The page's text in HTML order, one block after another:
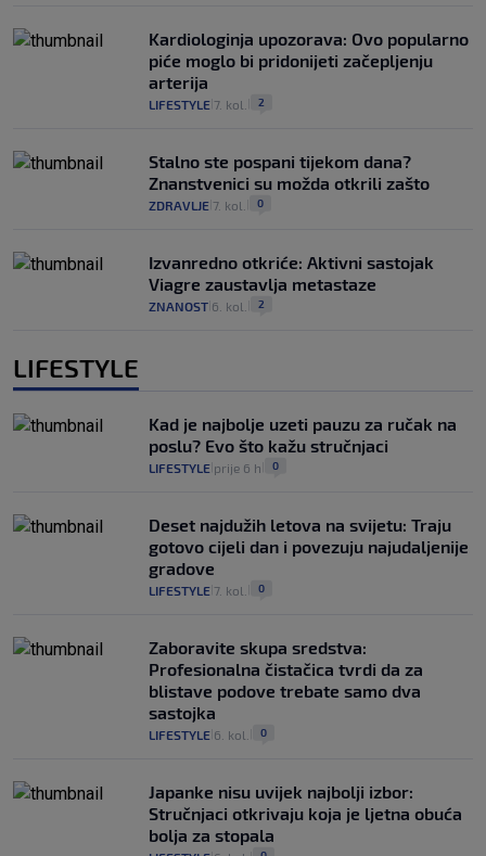
Kardiologinja upozorava: Ovo popularno
piće moglo bi pridonijeti začepljenju
arterija
LIFESTYLE 7. kol. 2
Stalno ste pospani tijekom dana?
Znanstvenici su možda otkrili zašto
ZDRAVLJE 7. kol. 0
Izvanredno otkriće: Aktivni sastojak
Viagre zaustavlja metastaze
ZNANOST 6. kol. 2
LIFESTYLE
Kad je najbolje uzeti pauzu za ručak na
poslu? Evo što kažu stručnjaci
LIFESTYLE prije 6 h 0
Deset najdužih letova na svijetu: Traju
gotovo cijeli dan i povezuju najudaljenije
gradove
LIFESTYLE 7. kol. 0
Zaboravite skupa sredstva:
Profesionalna čistačica tvrdi da za
blistave podove trebate samo dva
sastojka
LIFESTYLE 6. kol. 0
Japanke nisu uvijek najbolji izbor:
Stručnjaci otkrivaju koja je ljetna obuća
bolja za stopala